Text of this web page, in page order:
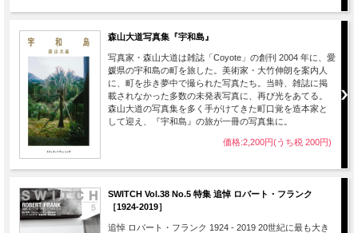
森山大道写真集『宇和島』
写真家・森山大道は雑誌「Coyote」の創刊 2004 年に、愛
媛県の宇和島の町を旅した。美術家・大竹伸朗を案内人
に、町を歩き夢中で撮られた写真たち。当時、雑誌に掲
載されなかった多数の未発表写真に、再び光をあてる。
森山大道の写真集を多く手がけてきた町口覚を造本家と
して迎え、『宇和島』の旅が一冊の写真集に。
価格:2,200円(うち税 200円)
SWITCH Vol.38 No.5 特集 追悼 ロバート・フランク
［1924-2019］
追悼 ロバート・フランク 1924 - 2019 20世紀に最も大き